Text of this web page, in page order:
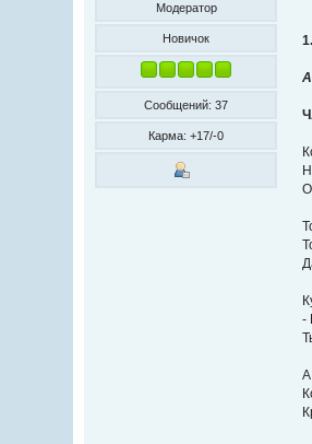
Модератор
Новичок
Сообщений: 37
Карма: +17/-0
-
А